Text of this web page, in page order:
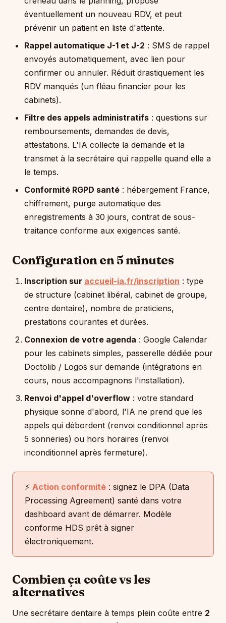
éventuellement un nouveau RDV, et peut
prévenir un patient en liste d'attente.
Rappel automatique J-1 et J-2 : SMS de rappel
envoyés automatiquement, avec lien pour
confirmer ou annuler. Réduit drastiquement les
RDV manqués (un fléau financier pour les
cabinets).
Filtre des appels administratifs : questions sur
remboursements, demandes de devis,
attestations. L'IA collecte la demande et la
transmet à la secrétaire qui rappelle quand elle a
le temps.
Conformité RGPD santé : hébergement France,
chiffrement, purge automatique des
enregistrements à 30 jours, contrat de sous-
traitance conforme aux exigences santé.
Configuration en 5 minutes
Inscription sur accueil-ia.fr/inscription : type
de structure (cabinet libéral, cabinet de groupe,
centre dentaire), nombre de praticiens,
prestations courantes et durées.
Connexion de votre agenda : Google Calendar
pour les cabinets simples, passerelle dédiée pour
Doctolib / Logos sur demande (intégrations en
cours, nous accompagnons l'installation).
Renvoi d'appel d'overflow : votre standard
physique sonne d'abord, l'IA ne prend que les
appels qui débordent (renvoi conditionnel après
5 sonneries) ou hors horaires (renvoi
inconditionnel après fermeture).
⚡ Action conformité : signez le DPA (Data
Processing Agreement) santé dans votre
dashboard avant de démarrer. Modèle
conforme HDS prêt à signer
électroniquement.
Combien ça coûte vs les
alternatives
Une secrétaire dentaire à temps plein coûte entre 2